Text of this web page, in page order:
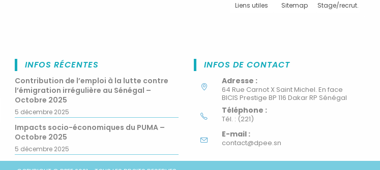
Liens utiles Sitemap Stage/recrut.
INFOS RÉCENTES
Contribution de l’emploi à la lutte contre
l’émigration irrégulière au Sénégal –
Octobre 2025
5 décembre 2025
Impacts socio-économiques du PUMA –
Octobre 2025
5 décembre 2025
INFOS DE CONTACT
Adresse :
64 Rue Carnot X Saint Michel. En face
BICIS Prestige BP 116 Dakar RP Sénégal
Téléphone :
Tél. : (221)
E-mail :
contact@dpee.sn